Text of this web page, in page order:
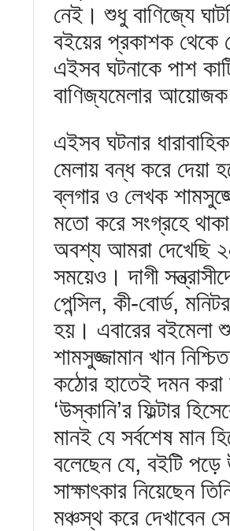
নেই। শুধু বাণিজ্যে
বইয়ের প্রকাশক থেকে
এইসব ঘটনাকে পাশ
বাণিজ্যমেলার আয়োজক
এইসব ঘটনার
মেলায় বন্ধ করে দেয়া
ব্লগার ও লেখক
মতো করে সংগ্রহে
অবশ্য আমরা দেখেছি
সময়েও। দাগী
পেন্সিল, কী-বোর্ড,
হয়। এবারের বইমেলা
শামসুজ্জামান খান
কঠোর হাতেই দমন করা
‘উস্কানি’র ফিল্টার
মানই যে সর্বশেষ মান
বলেছেন যে, বইটি পড়ে
সাক্ষাৎকার নিয়েছেন
মঞ্চস্থ করে দেখাবেন